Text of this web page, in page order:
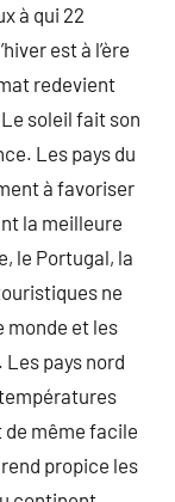
à qui 22
est à l’ère
redevient
soleil fait son
Les pays du
à favoriser
la meilleure
le Portugal, la
ne
monde et les
pays nord
même facile
propice les